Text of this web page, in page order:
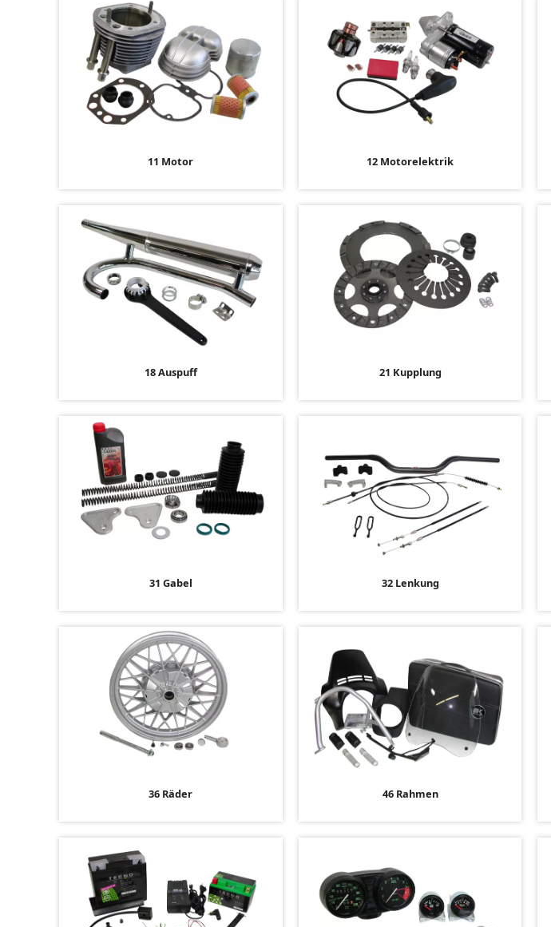
11 Motor 12 Motorelektrik
18 Auspuff 21 Kupplung
31 Gabel 32 Lenkung
36 Räder 46 Rahmen